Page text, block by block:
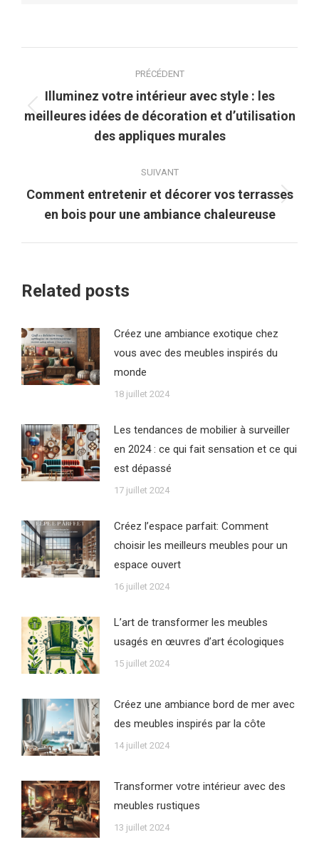
article
PRÉCÉDENT
Article
précédent
Illuminez votre intérieur avec style : les
meilleures idées de décoration et d’utilisation
des appliques murales
SUIVANT
Article
suivant
:
Comment entretenir et décorer vos terrasses
en bois pour une ambiance chaleureuse
Related posts
Créez une ambiance exotique chez
vous avec des meubles inspirés du
monde
18 juillet 2024
Les tendances de mobilier à surveiller
en 2024 : ce qui fait sensation et ce qui
est dépassé
17 juillet 2024
Créez l’espace parfait: Comment
choisir les meilleurs meubles pour un
espace ouvert
16 juillet 2024
L’art de transformer les meubles
usagés en œuvres d’art écologiques
15 juillet 2024
Créez une ambiance bord de mer avec
des meubles inspirés par la côte
14 juillet 2024
Transformer votre intérieur avec des
meubles rustiques
13 juillet 2024